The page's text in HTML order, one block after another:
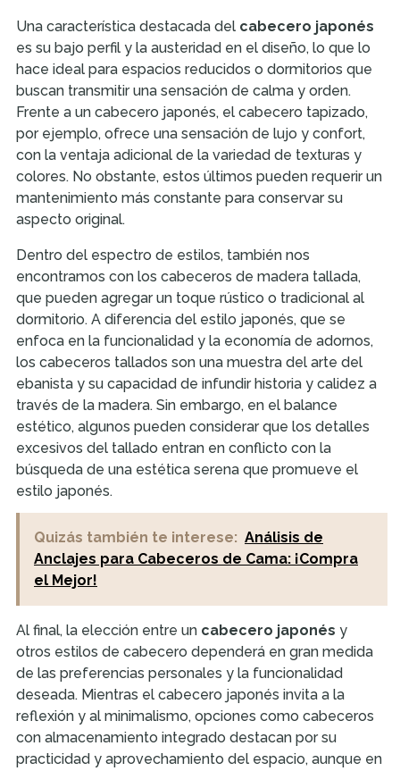
Una característica destacada del cabecero japonés
es su bajo perfil y la austeridad en el diseño, lo que lo
hace ideal para espacios reducidos o dormitorios que
buscan transmitir una sensación de calma y orden.
Frente a un cabecero japonés, el cabecero tapizado,
por ejemplo, ofrece una sensación de lujo y confort,
con la ventaja adicional de la variedad de texturas y
colores. No obstante, estos últimos pueden requerir un
mantenimiento más constante para conservar su
aspecto original.
Dentro del espectro de estilos, también nos
encontramos con los cabeceros de madera tallada,
que pueden agregar un toque rústico o tradicional al
dormitorio. A diferencia del estilo japonés, que se
enfoca en la funcionalidad y la economía de adornos,
los cabeceros tallados son una muestra del arte del
ebanista y su capacidad de infundir historia y calidez a
través de la madera. Sin embargo, en el balance
estético, algunos pueden considerar que los detalles
excesivos del tallado entran en conflicto con la
búsqueda de una estética serena que promueve el
estilo japonés.
Quizás también te interese: Análisis de
Anclajes para Cabeceros de Cama: ¡Compra
el Mejor!
Al final, la elección entre un cabecero japonés y
otros estilos de cabecero dependerá en gran medida
de las preferencias personales y la funcionalidad
deseada. Mientras el cabecero japonés invita a la
reflexión y al minimalismo, opciones como cabeceros
con almacenamiento integrado destacan por su
practicidad y aprovechamiento del espacio, aunque en